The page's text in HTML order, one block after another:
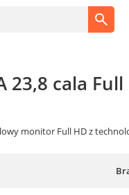
23,8 cala
monitor Full HD z